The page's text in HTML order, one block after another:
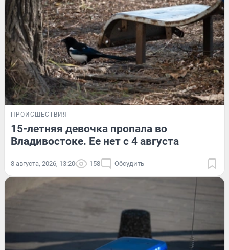
ПРОИСШЕСТВИЯ
15-летняя девочка пропала во
Владивостоке. Ее нет с 4 августа
8 августа, 2026, 13:20 158 Обсудить